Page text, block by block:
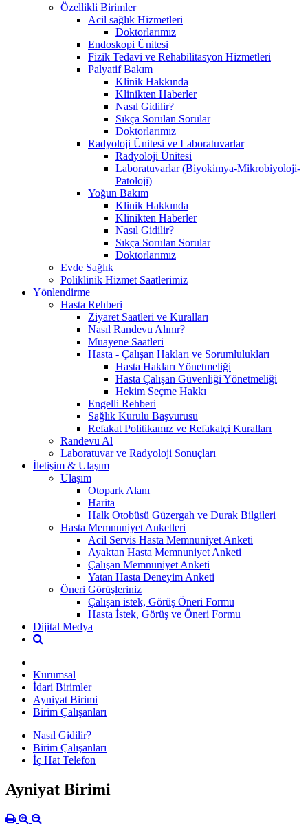
Özellikli Birimler
Acil sağlık Hizmetleri
Doktorlarımız
Endoskopi Ünitesi
Fizik Tedavi ve Rehabilitasyon Hizmetleri
Palyatif Bakım
Klinik Hakkında
Klinikten Haberler
Nasıl Gidilir?
Sıkça Sorulan Sorular
Doktorlarımız
Radyoloji Ünitesi ve Laboratuvarlar
Radyoloji Ünitesi
Laboratuvarlar (Biyokimya-Mikrobiyoloji-
Patoloji)
Yoğun Bakım
Klinik Hakkında
Klinikten Haberler
Nasıl Gidilir?
Sıkça Sorulan Sorular
Doktorlarımız
Evde Sağlık
Poliklinik Hizmet Saatlerimiz
Yönlendirme
Hasta Rehberi
Ziyaret Saatleri ve Kuralları
Nasıl Randevu Alınır?
Muayene Saatleri
Hasta - Çalışan Hakları ve Sorumlulukları
Hasta Hakları Yönetmeliği
Hasta Çalışan Güvenliği Yönetmeliği
Hekim Seçme Hakkı
Engelli Rehberi
Sağlık Kurulu Başvurusu
Refakat Politikamız ve Refakatçi Kuralları
Randevu Al
Laboratuvar ve Radyoloji Sonuçları
İletişim & Ulaşım
Ulaşım
Otopark Alanı
Harita
Halk Otobüsü Güzergah ve Durak Bilgileri
Hasta Memnuniyet Anketleri
Acil Servis Hasta Memnuniyet Anketi
Ayaktan Hasta Memnuniyet Anketi
Çalışan Memnuniyet Anketi
Yatan Hasta Deneyim Anketi
Öneri Görüşleriniz
Çalışan istek, Görüş Öneri Formu
Hasta İstek, Görüş ve Öneri Formu
Dijital Medya
Kurumsal
İdari Birimler
Ayniyat Birimi
Birim Çalışanları
Nasıl Gidilir?
Birim Çalışanları
İç Hat Telefon
Ayniyat Birimi